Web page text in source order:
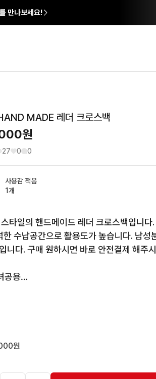
만나보세요!
MADE 레더 크로스백
원
27 0 0
사용감 적음
1개
타일의 핸드메이드 레더 크로스백입니다
한 수납공간으로 활용도가 높습니다. 남성
니다. 구매 원하시면 바로 안전결제 해주
공용
지 특성상 교환, 환불 절대 불가능하오니
법에 따른 오차 [1-2센치] 있을 수 있습니
게 보일 수 있습니다
은 화면 밝기에 따라 차이가 있을 수 있습니
원